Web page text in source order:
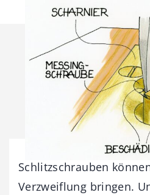
Schlitzschrauben
Verzweiflung bringen.